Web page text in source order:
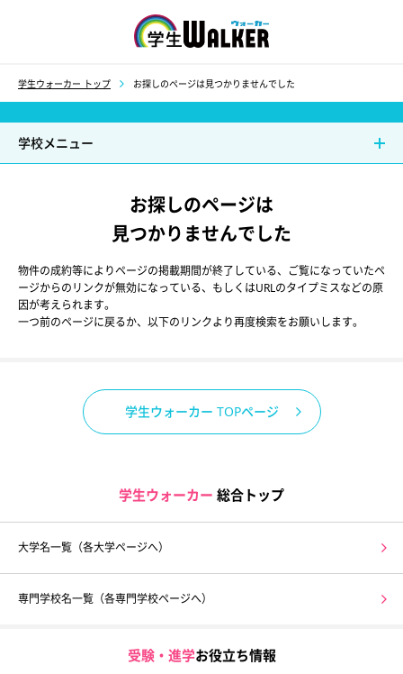
学生ウォーカー トップ お探しのページは見つかりませんでした
学校メニュー
お探しのページは
見つかりませんでした
物件の成約等によりページの掲載期間が終了している、ご覧になっていたペ
ージからのリンクが無効になっている、もしくはURLのタイプミスなどの原
因が考えられます。
一つ前のページに戻るか、以下のリンクより再度検索をお願いします。
学生ウォーカー TOPページ
学生ウォーカー 総合トップ
大学名一覧（各大学ページへ）
専門学校名一覧（各専門学校ページへ）
受験・進学お役立ち情報